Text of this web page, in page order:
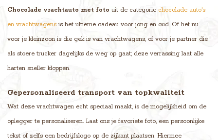
Chocolade vrachtauto met foto uit de categorie chocolade auto's
en vrachtwagens is het ultieme cadeau voor jong en oud. Of het nu
voor je kleinzoon is die gek is van vrachtwagens, of voor je partner die
als stoere trucker dagelijks de weg op gaat; deze verrassing laat alle
harten sneller kloppen.
Gepersonaliseerd transport van topkwaliteit
Wat deze vrachtwagen echt speciaal maakt, is de mogelijkheid om de
oplegger te personaliseren. Laat ons je favoriete foto, een persoonlijke
tekst of zelfs een bedrijfslogo op de zijkant plaatsen. Hiermee